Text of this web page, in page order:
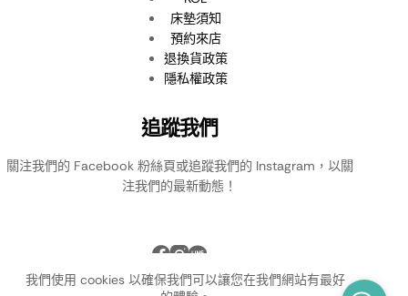
我們使用 cookies 以確保我們可以讓您在我們網站有最好
床墊須知
預約來店
退換貨政策
隱私權政策
追蹤我們
關注我們的 Facebook 粉絲頁或追蹤我們的 Instagram，以關
注我們的最新動態！